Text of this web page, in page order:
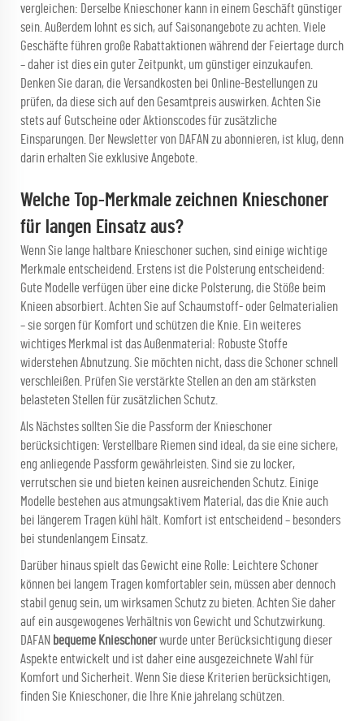
vergleichen: Derselbe Knieschoner kann in einem Geschäft günstiger
sein. Außerdem lohnt es sich, auf Saisonangebote zu achten. Viele
Geschäfte führen große Rabattaktionen während der Feiertage durch
– daher ist dies ein guter Zeitpunkt, um günstiger einzukaufen.
Denken Sie daran, die Versandkosten bei Online-Bestellungen zu
prüfen, da diese sich auf den Gesamtpreis auswirken. Achten Sie
stets auf Gutscheine oder Aktionscodes für zusätzliche
Einsparungen. Der Newsletter von DAFAN zu abonnieren, ist klug, denn
darin erhalten Sie exklusive Angebote.
Welche Top-Merkmale zeichnen Knieschoner
für langen Einsatz aus?
Wenn Sie lange haltbare Knieschoner suchen, sind einige wichtige
Merkmale entscheidend. Erstens ist die Polsterung entscheidend:
Gute Modelle verfügen über eine dicke Polsterung, die Stöße beim
Knieen absorbiert. Achten Sie auf Schaumstoff- oder Gelmaterialien
– sie sorgen für Komfort und schützen die Knie. Ein weiteres
wichtiges Merkmal ist das Außenmaterial: Robuste Stoffe
widerstehen Abnutzung. Sie möchten nicht, dass die Schoner schnell
verschleißen. Prüfen Sie verstärkte Stellen an den am stärksten
belasteten Stellen für zusätzlichen Schutz.
Als Nächstes sollten Sie die Passform der Knieschoner
berücksichtigen: Verstellbare Riemen sind ideal, da sie eine sichere,
eng anliegende Passform gewährleisten. Sind sie zu locker,
verrutschen sie und bieten keinen ausreichenden Schutz. Einige
Modelle bestehen aus atmungsaktivem Material, das die Knie auch
bei längerem Tragen kühl hält. Komfort ist entscheidend – besonders
bei stundenlangem Einsatz.
Darüber hinaus spielt das Gewicht eine Rolle: Leichtere Schoner
können bei langem Tragen komfortabler sein, müssen aber dennoch
stabil genug sein, um wirksamen Schutz zu bieten. Achten Sie daher
auf ein ausgewogenes Verhältnis von Gewicht und Schutzwirkung.
DAFAN bequeme Knieschonerwurde unter Berücksichtigung dieser
Aspekte entwickelt und ist daher eine ausgezeichnete Wahl für
Komfort und Sicherheit. Wenn Sie diese Kriterien berücksichtigen,
finden Sie Knieschoner, die Ihre Knie jahrelang schützen.